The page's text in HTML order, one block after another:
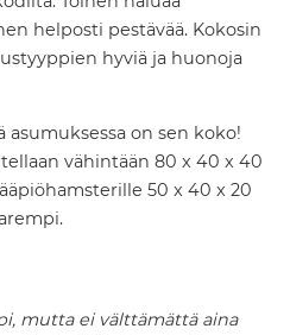
helposti pestävää. Kokosin
hyviä ja huonoja
on sen koko!
vähintään 80 x 40 x 40
50 x 40 x 20
mutta ei välttämättä aina